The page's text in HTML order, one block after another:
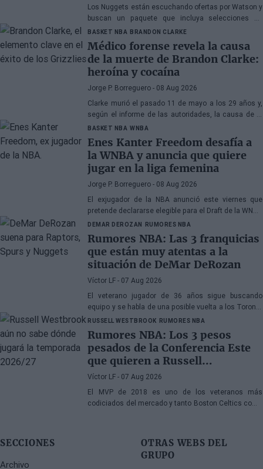
Los Nuggets están escuchando ofertas por Watson y
buscan un paquete que incluya selecciones de
primera ronda, jóvenes talentos o una combinación
de ambos
BASKET NBA BRANDON CLARKE
Médico forense revela la causa
de la muerte de Brandon Clarke:
heroína y cocaína
Jorge P. Borreguero - 08 Aug 2026
Clarke murió el pasado 11 de mayo a los 29 años y,
según el informe de las autoridades, la causa de la
muerte fueron los efectos de la heroína y la cocaína
BASKET NBA WNBA
Enes Kanter Freedom desafía a
la WNBA y anuncia que quiere
jugar en la liga femenina
Jorge P. Borreguero - 08 Aug 2026
El exjugador de la NBA anunció este viernes que
pretende declararse elegible para el Draft de la WNBA
de 2027
DEMAR DEROZAN RUMORES NBA
Rumores NBA: Las 3 franquicias
que están muy atentas a la
situación de DeMar DeRozan
Víctor LF - 07 Aug 2026
El veterano jugador de 36 años sigue buscando
equipo y se habla de una posible vuelta a los Toronto
Raptors o San Antonio Spurs, mientras Denver
Nuggets también forma parte de la ecuación
RUSSELL WESTBROOK RUMORES NBA
Rumores NBA: Los 3 pesos
pesados de la Conferencia Este
que quieren a Russell
Westbrook
Víctor LF - 07 Aug 2026
El MVP de 2018 es uno de los veteranos más
codiciados del mercado y tanto Boston Celtics como
SECCIONES
Archivo
OTRAS WEBS DEL
GRUPO